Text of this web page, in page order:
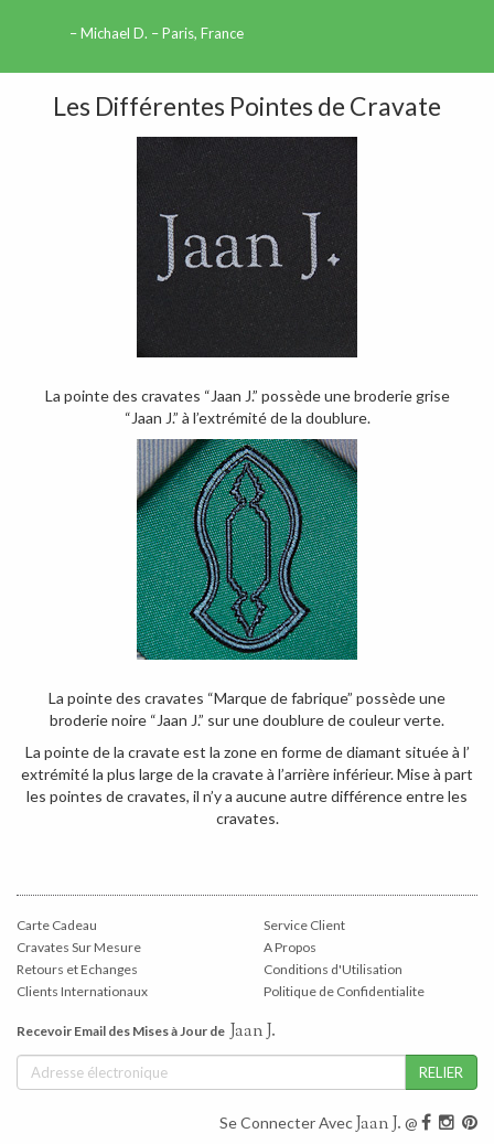
Michael D. – Paris, France
Les Différentes Pointes de Cravate
La pointe des cravates “Jaan J.” possède une broderie grise
“Jaan J.” à l’extrémité de la doublure.
La pointe des cravates “Marque de fabrique” possède une
broderie noire “Jaan J.” sur une doublure de couleur verte.
La pointe de la cravate est la zone en forme de diamant située à l’
extrémité la plus large de la cravate à l’arrière inférieur. Mise à part
les pointes de cravates, il n’y a aucune autre différence entre les
cravates.
Carte Cadeau
Cravates Sur Mesure
Retours et Echanges
Clients Internationaux
Service Client
A Propos
Conditions d'Utilisation
Politique de Confidentialite
Recevoir Email des Mises à Jour de Jaan J.
Se Connecter AvecJaan J. @